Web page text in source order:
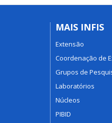
MAIS INFIS
Extensão
Coordenação de
Grupos de
Laboratórios
Núcleos
PIBID